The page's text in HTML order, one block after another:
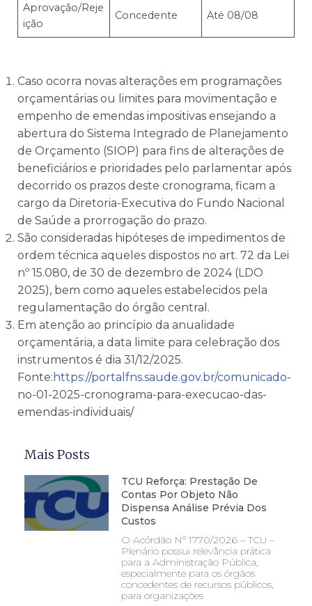
Aprovação/Reje
ição
Concedente Até 08/08
Caso ocorra novas alterações em programações
orçamentárias ou limites para movimentação e
empenho de emendas impositivas ensejando a
abertura do Sistema Integrado de Planejamento
de Orçamento (SIOP) para fins de alterações de
beneficiários e prioridades pelo parlamentar após
decorrido os prazos deste cronograma, ficam a
cargo da Diretoria-Executiva do Fundo Nacional
de Saúde a prorrogação do prazo.
São consideradas hipóteses de impedimentos de
ordem técnica aqueles dispostos no art. 72 da Lei
nº 15.080, de 30 de dezembro de 2024 (LDO
2025), bem como aqueles estabelecidos pela
regulamentação do órgão central.
Em atenção ao princípio da anualidade
orçamentária, a data limite para celebração dos
instrumentos é dia 31/12/2025.
Fonte: https://portalfns.saude.gov.br/comunicado-
no-01-2025-cronograma-para-execucao-das-
emendas-individuais/
Mais Posts
TCU Reforça: Prestação De
Contas Por Objeto Não
Dispensa Análise Prévia Dos
Custos
O Acórdão Nº 1770/2026 – TCU –
Plenário possui relevância prática
para a Administração Pública,
especialmente para os órgãos
concedentes de recursos públicos,
para organizações